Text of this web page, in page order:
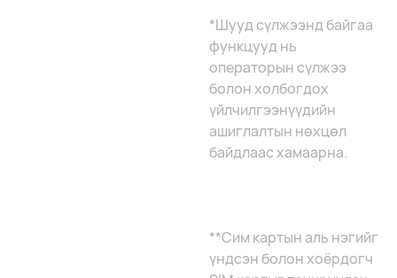
*Шууд сүлжээнд байгаа
функцууд нь
операторын сүлжээ
болон холбогдох
үйлчилгээнүүдийн
ашиглалтын нөхцөл
байдлаас хамаарна.
**Сим картын аль нэгийг
үндсэн болон хоёрдогч